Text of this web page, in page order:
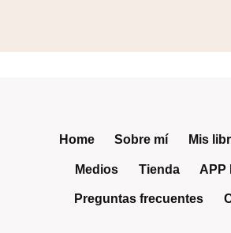
Home Sobre mí Mis
Medios Tienda APP
Preguntas frecuentes